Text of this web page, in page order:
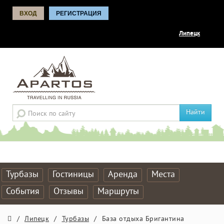
ВХОД РЕГИСТРАЦИЯ
Липецк
Найти
Турбазы Гостиницы Аренда
Места
События
Отзывы Маршруты
/ Липецк / Турбазы / База отдыха Бригантина